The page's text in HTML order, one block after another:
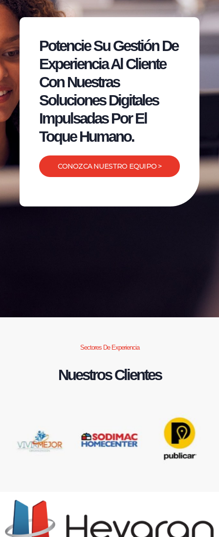
Potencie Su Gestión De
Experiencia Al Cliente
Con Nuestras
Soluciones Digitales
Impulsadas Por El
Toque Humano.
CONOZCA NUESTRO EQUIPO >
Sectores De Experiencia
Nuestros Clientes